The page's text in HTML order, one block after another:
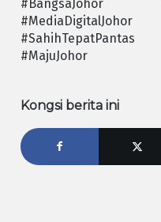
#BangsaJohor
#MediaDigitalJohor
#SahihTepatPantas
#MajuJohor
Kongsi berita ini